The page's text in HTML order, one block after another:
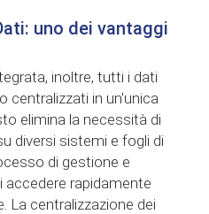
uno dei vantaggi
inoltre, tutti i dati
centralizzati in un'unica
elimina la necessità di
diversi sistemi e fogli di
di gestione e
rapidamente
La centralizzazione dei